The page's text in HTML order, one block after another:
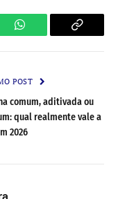
WhatsApp Copy
POST
comum, aditivada ou
qual realmente vale a
2026